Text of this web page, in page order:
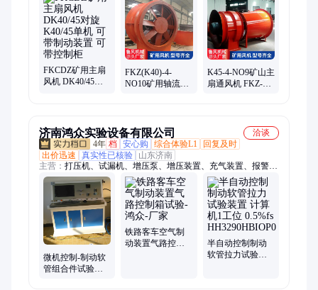
机、不锈钢离心风机、不锈钢风机、引风机、锅炉风机、局部通
风机、矿山风机、窑炉风机、排尘风机、离心风机叶轮、矿用通
风机、助燃风机、防爆风机、离心引风机、不锈钢轴流风机、矿
井风机
FKCDZ矿用主扇
风机 DK40/45对
FKZ(K40)-4-
NO10矿用轴流风
K45-4-NO9矿山主
扇通风机 FKZ-
济南鸿众实验设备有限公司
洽谈
4年 档 安心购 综合体验L1
回复及时
出价迅速
真实性已核验
山东济南
主营： 打压机、试漏机、增压泵、增压装置、充气装置、报警
阀、检测仪、倒水机、实验机、测试台、安全阀、加压泵、测试
仪、试验机、胀管机、储气瓶、灌装泵、试验台、调校仪、组合
开关、超高压泵、胀接设备、测试系统、检测设备、泄露检测
微机控制-制动软
管组合件试验装
铁路客车空气制
动装置气路控制
半自动控制制动
软管拉力试验装